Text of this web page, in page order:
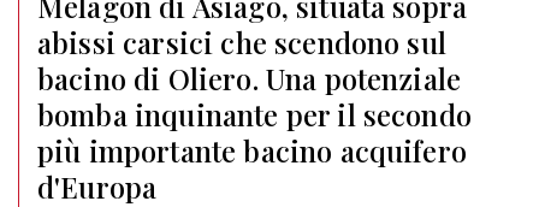
abissi carsici che scendono sul
bacino di Oliero. Una potenziale
bomba inquinante per il secondo
più importante bacino acquifero
d'Europa